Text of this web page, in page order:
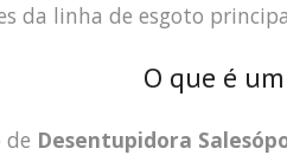
da linha de esgoto
O que é
de Desentupidora